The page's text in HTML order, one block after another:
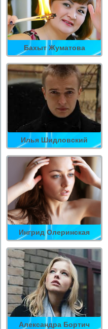
Бахыт Жуматова
Илья Шидловский
Ингрид Олеринская
Александра Бортич